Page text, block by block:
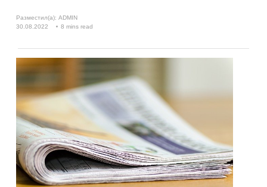
Разместил(а): ADMIN
30.08.2022
8 mins read